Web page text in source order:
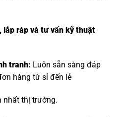
lắp ráp và tư vấn kỹ thuật
tranh: Luôn sẵn sàng đáp
hàng từ sỉ đến lẻ
nhất thị trường.